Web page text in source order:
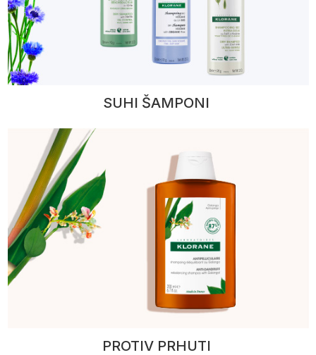
SUHI ŠAMPONI
PROTIV PRHUTI